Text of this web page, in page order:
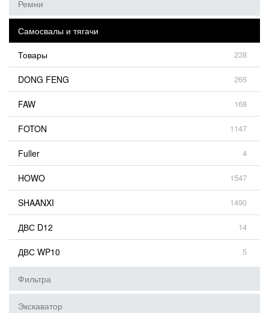
Ремни
Самосвалы и тягачи
Товары
238
DONG FENG 265
FAW 168
FOTON 1147
Fuller 4
HOWO 1547
SHAANXI 1490
ДВС D12 14
ДВС WP10 5
Фильтра
Экскаватор